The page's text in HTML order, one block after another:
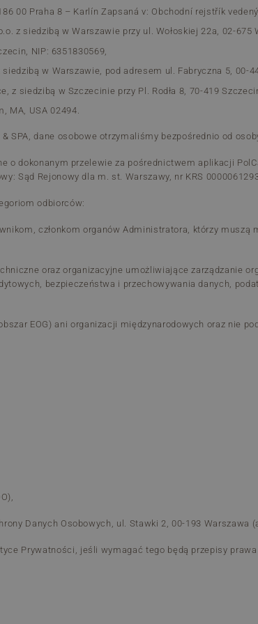
00 Praha 8 – Karlín Zapsaná v: Obchodní rejstřík
z siedzibą w Warszawie przy ul. Wołoskiej 22a, 02-675
NIP: 6351830569,
w Warszawie, pod adresem ul. Fabryczna 5, 00-
z siedzibą w Szczecinie przy Pl. Rodła 8, 70-419
MA, USA 02494.
SPA, dane osobowe otrzymaliśmy bezpośrednio od
o dokonanym przelewie za pośrednictwem aplikacji
Sąd Rejonowy dla m. st. Warszawy, nr KRS
odbiorców:
członkom organów Administratora, którzy
oraz organizacyjne umożliwiające zarządzanie
bezpieczeństwa i przechowywania danych,
EOG) ani organizacji międzynarodowych oraz nie
Danych Osobowych, ul. Stawki 2, 00-193 Warszawa
Prywatności, jeśli wymagać tego będą przepisy